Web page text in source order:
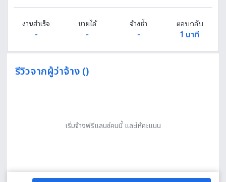
งานสำเร็จ
-
ขายได้
-
จ้างซ้ำ
-
ตอบกลับ
1 นาที
รีวิวจากผู้ว่าจ้าง ()
เริ่มจ้างฟรีแลนซ์คนนี้ และให้คะแนน